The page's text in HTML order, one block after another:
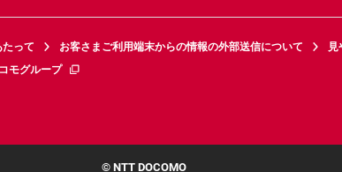
って お客さまご利用端末からの情報の外部送信について
見
モグループ
© NTT DOCOMO